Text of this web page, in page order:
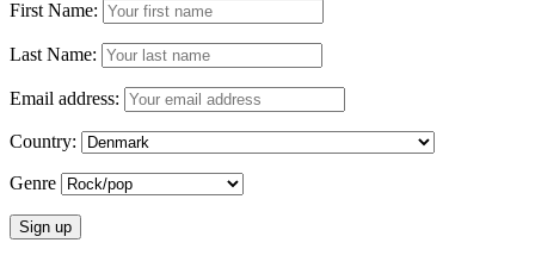
First Name:
Last Name:
Email address:
Country:
Genre